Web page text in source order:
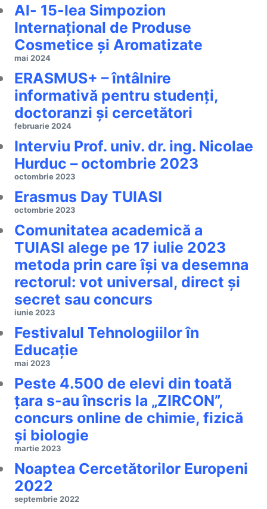
Al- 15-lea Simpozion
Internațional de Produse
Cosmetice și Aromatizate
mai 2024
ERASMUS+ – întâlnire
informativă pentru studenți,
doctoranzi și cercetători
februarie 2024
Interviu Prof. univ. dr. ing. Nicolae
Hurduc – octombrie 2023
octombrie 2023
Erasmus Day TUIASI
octombrie 2023
Comunitatea academică a
TUIASI alege pe 17 iulie 2023
metoda prin care își va desemna
rectorul: vot universal, direct și
secret sau concurs
iunie 2023
Festivalul Tehnologiilor în
Educație
mai 2023
Peste 4.500 de elevi din toată
țara s-au înscris la „ZIRCON”,
concurs online de chimie, fizică
și biologie
martie 2023
Noaptea Cercetătorilor Europeni
2022
septembrie 2022